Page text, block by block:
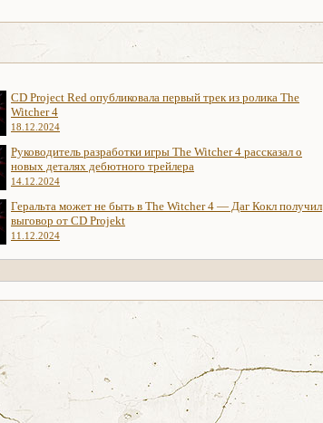
CD Project Red опубликовала первый трек из ролика The
Witcher 4
18.12.2024
Руководитель разработки игры The Witcher 4 рассказал о
новых деталях дебютного трейлера
14.12.2024
Геральта может не быть в The Witcher 4 — Даг Кокл получил
выговор от CD Projekt
11.12.2024